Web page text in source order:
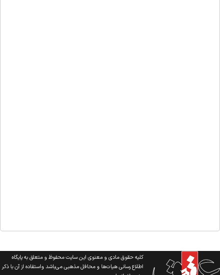
کلیه حقوق مادی و معنوی این سایت محفوظ و متعلق به پایگاه
اطلاع رسانی هیات‌ها و محافل مذهبی می‌باشد واستفاده از آن با ذکر